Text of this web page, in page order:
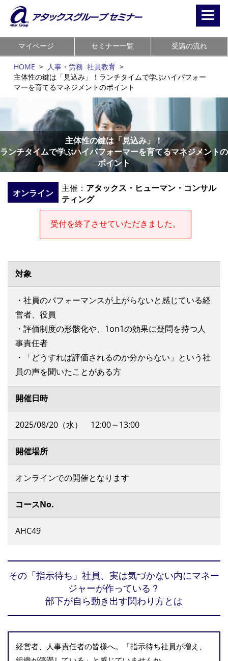
マイページ セミナー一覧 受講の流れ
HOME > 人事・労務 社員教育 >
主体性の鍵は「見込み」！ランチタイムで学ぶハイパフォー
マーを育てるマネジメントのポイント
主体性の鍵は「見込み」！
ランチタイムで学ぶハイパフォーマーを育てるマネジメントの
ポイント
オンライン 主催： アタックス・ヒューマン・コンサル
ティング
受付を終了させていただきました。
対象
・社員のパフォーマンスが上がらないと感じている経
営者、役員
・評価制度の形骸化や、1on1の効果に疑問を持つ人
事責任者
・「どうすれば評価されるのか分からない」という社
員の声を聞いたことがある方
開催日時
2025/08/20（水） 12:00～13:00
開催場所
オンラインでの開催となります
コースNo.
AHC49
その「指示待ち」社員、実は気づかない内にマネー
ジャーが作っている？
部下が自ら動き出す関わり方とは
経営者、人事責任者の皆様へ。「指示待ち社員が増え、